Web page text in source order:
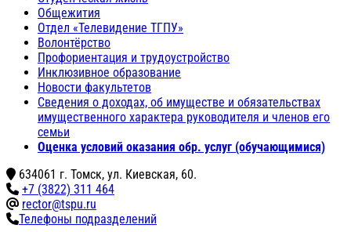
Общежития
Отдел «Телевидение ТГПУ»
Волонтёрство
Профориентация и трудоустройство
Инклюзивное образование
Новости факультетов
Сведения о доходах, об имуществе и обязательствах
имущественного характера руководителя и членов его
семьи
Оценка условий оказания обр. услуг (обучающимися)
634061 г. Томск, ул. Киевская, 60.
+7 (3822) 311 464
rector@tspu.ru
Телефоны подразделений